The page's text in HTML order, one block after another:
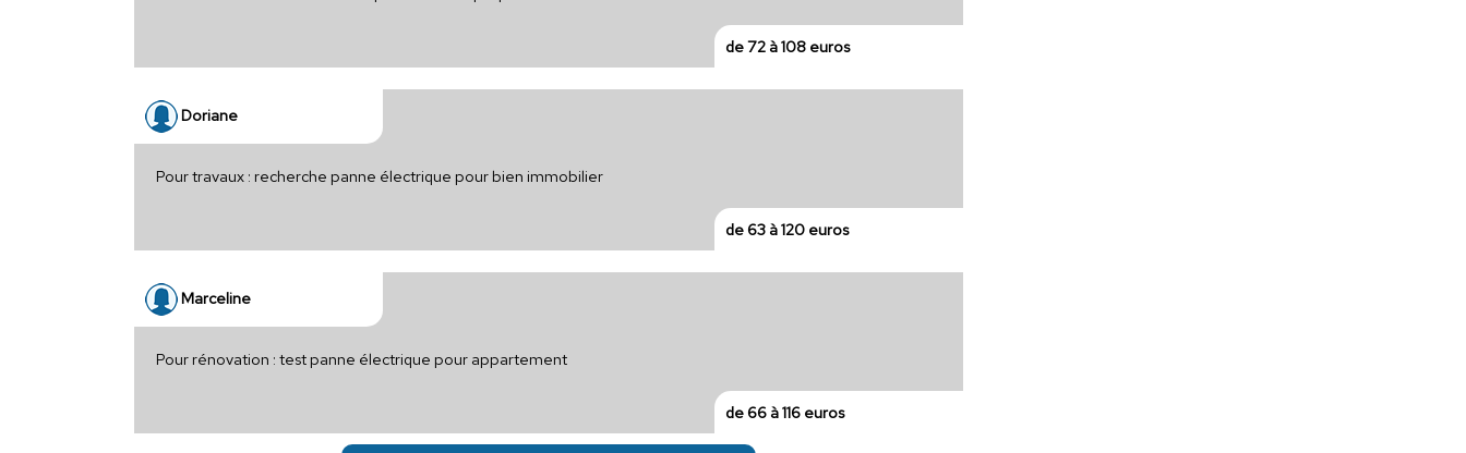
de 72 à 108 euros
Doriane
Pour travaux : recherche panne électrique pour bien immobilier
de 63 à 120 euros
Marceline
Pour rénovation : test panne électrique pour appartement
de 66 à 116 euros